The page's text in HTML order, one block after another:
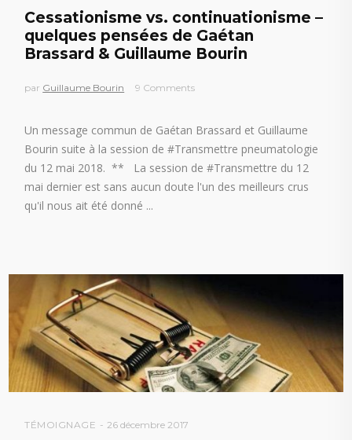
Cessationisme vs. continuationisme –
quelques pensées de Gaétan
Brassard & Guillaume Bourin
par Guillaume Bourin 9 Comments
Un message commun de Gaétan Brassard et Guillaume
Bourin suite à la session de #Transmettre pneumatologie
du 12 mai 2018. ** La session de #Transmettre du 12
mai dernier est sans aucun doute l'un des meilleurs crus
qu'il nous ait été donné
TÉMOIGNAGE 26 décembre 2017